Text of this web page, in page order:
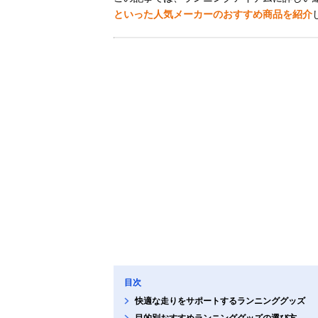
といった人気メーカーのおすすめ商品を紹介
目次
快適な走りをサポートするランニンググッズ